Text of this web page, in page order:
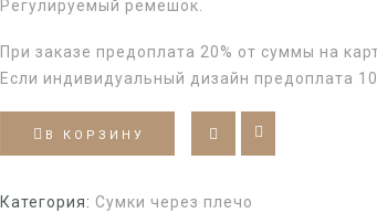
Регулируемый ремешок.
При заказе предоплата 20% от суммы на
Если индивидуальный дизайн предоплата
В КОРЗИНУ
Категория: Сумки через плечо